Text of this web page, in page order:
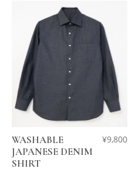
WASHABLE
JAPANESE DENIM
SHIRT
¥9,800